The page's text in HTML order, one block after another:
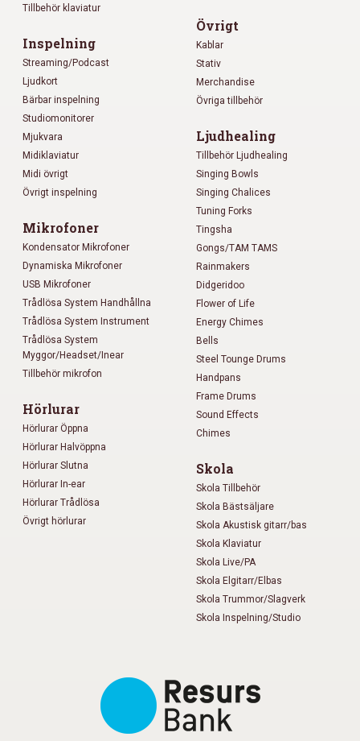
Tillbehör klaviatur
Inspelning
Streaming/Podcast
Ljudkort
Bärbar inspelning
Studiomonitorer
Mjukvara
Midiklaviatur
Midi övrigt
Övrigt inspelning
Mikrofoner
Kondensator Mikrofoner
Dynamiska Mikrofoner
USB Mikrofoner
Trådlösa System Handhållna
Trådlösa System Instrument
Trådlösa System
Myggor/Headset/Inear
Tillbehör mikrofon
Hörlurar
Hörlurar Öppna
Hörlurar Halvöppna
Hörlurar Slutna
Hörlurar In-ear
Hörlurar Trådlösa
Övrigt hörlurar
Övrigt
Kablar
Stativ
Merchandise
Övriga tillbehör
Ljudhealing
Tillbehör Ljudhealing
Singing Bowls
Singing Chalices
Tuning Forks
Tingsha
Gongs/TAM TAMS
Rainmakers
Didgeridoo
Flower of Life
Energy Chimes
Bells
Steel Tounge Drums
Handpans
Frame Drums
Sound Effects
Chimes
Skola
Skola Tillbehör
Skola Bästsäljare
Skola Akustisk gitarr/bas
Skola Klaviatur
Skola Live/PA
Skola Elgitarr/Elbas
Skola Trummor/Slagverk
Skola Inspelning/Studio